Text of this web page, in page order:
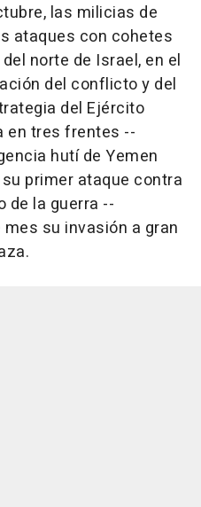
las milicias de
ataques con cohetes
norte de Israel, en el
del conflicto y del
del Ejército
en tres frentes --
hutí de Yemen
primer ataque contra
de la guerra --
su invasión a gran